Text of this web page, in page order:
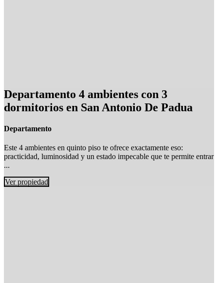
Departamento 4 ambientes con 3
dormitorios en San Antonio De Padua
Departamento
Este 4 ambientes en quinto piso te ofrece exactamente eso:
practicidad, luminosidad y un estado impecable que te permite entrar
...
Ver propiedad